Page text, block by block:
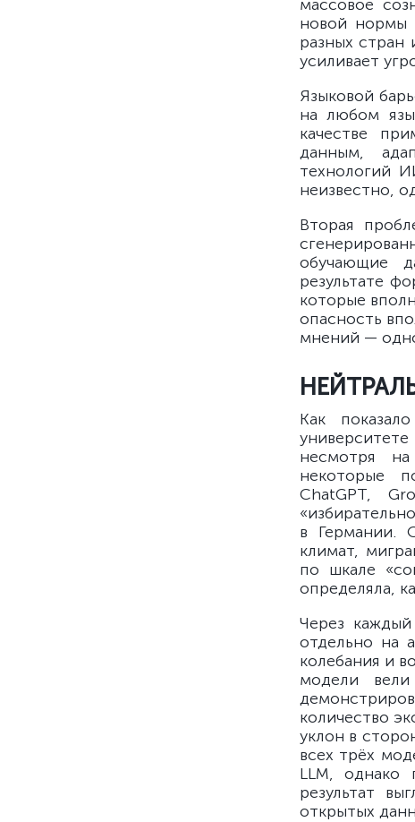
массовое
новой нормы
разных
усиливает
Языковой
на любом
качестве
данным,
технологий
неизвестно,
Вторая
обучающие
результате
которые
опасность
мнений —
Как
несмотря
некоторые
ChatGPT,
в Германии.
климат,
по шкале
определяла,
Через
отдельно на
колебания и
модели
количество
уклон в
всех трёх
LLM, однако
результат
открытых